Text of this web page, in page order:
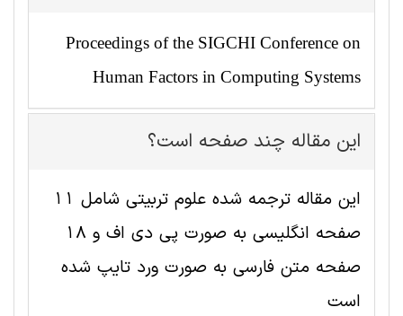
Proceedings of the SIGCHI Conference on
Human Factors in Computing Systems
این مقاله چند صفحه است؟
این مقاله ترجمه شده علوم تربيتی شامل 11
صفحه انگلیسی به صورت پی دی اف و 18
صفحه متن فارسی به صورت ورد تایپ شده
است